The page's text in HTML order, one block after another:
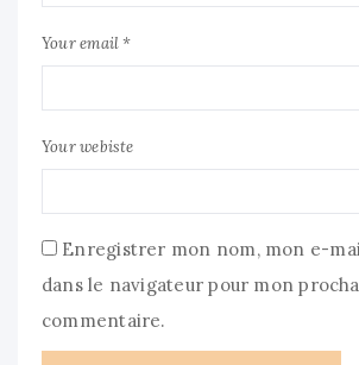
Your email *
Your webiste
Enregistrer mon nom, mon e-
dans le navigateur pour mon
commentaire.